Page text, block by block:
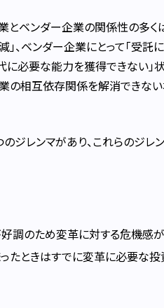
ベンダー企業の関係性の多く
」、ベンダー企業にとって「受
に必要な能力を獲得できない
の相互依存関係を解消できな
ジレンマがあり、これらのジ
調のため変革に対する危機感
たときはすでに変革に必要な投